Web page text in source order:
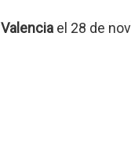
Valencia el 28 de